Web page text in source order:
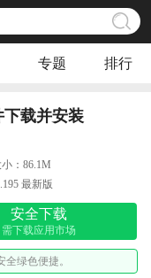
专题 排行
载并安装
： 86.1M
最新版
安全下载
需下载应用市场
绿色便捷。